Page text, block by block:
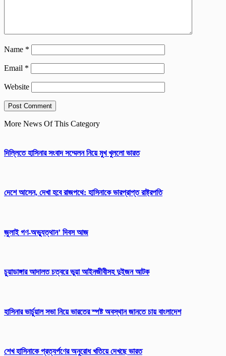
Name *
Email *
Website
More News Of This Category
দিল্লিতে হাসিনার সংবাদ সম্মেলন নিয়ে মুখ খুললো ভারত
দেশে আসেন, দেখা হবে রাজপথে: হাসিনাকে ভারপ্রাপ্ত রাষ্ট্রপতি
জুলাই গণ-অভ্যুত্থান’ দিবস আজ
চুয়াডাঙ্গার আদালত চত্বরে ভুয়া আইনজীবীসহ দুইজন আটক
হাসিনার ভার্চুয়াল সভা নিয়ে ভারতের স্পষ্ট অবস্থান জানতে চায় বাংলাদেশ
শেখ হাসিনাকে প্রত্যর্পণের অনুরোধ খতিয়ে দেখছে ভারত